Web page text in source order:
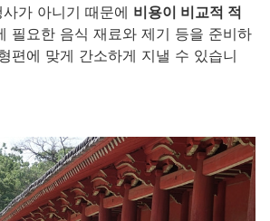
가 아니기 때문에 비용이 비교적 적
필요한 음식 재료와 제기 등을 준비하
편에 맞게 간소하게 지낼 수 있습니